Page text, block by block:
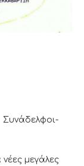
μεγάλες